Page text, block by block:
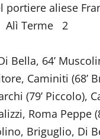
portiere aliese
Alì Terme 2
Bella, 64’
Caminiti (68’
(79’ Piccolo),
Roma Peppe
Briguglio, Di